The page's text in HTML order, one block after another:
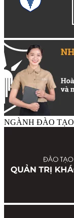
NGÀNH ĐÀO TẠO